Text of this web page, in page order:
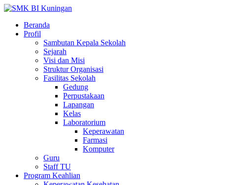
Beranda
Profil
Sambutan Kepala Sekolah
Sejarah
Visi dan Misi
Struktur Organisasi
Fasilitas Sekolah
Gedung
Perpustakaan
Lapangan
Kelas
Laboratorium
Keperawatan
Farmasi
Komputer
Guru
Staff TU
Program Keahlian